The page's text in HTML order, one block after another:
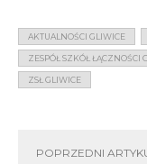
AKTUALNOŚCI GLIWICE
ZESPÓŁ SZKÓŁ ŁĄCZNOŚCI
ZSŁ GLIWICE
POPRZEDNI